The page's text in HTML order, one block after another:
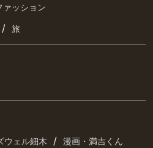
ァッション
/ 旅
ウェル細木 / 漫画・満吉くん